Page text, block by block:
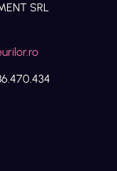
SRL